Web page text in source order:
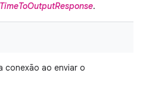
.
conexão ao enviar o